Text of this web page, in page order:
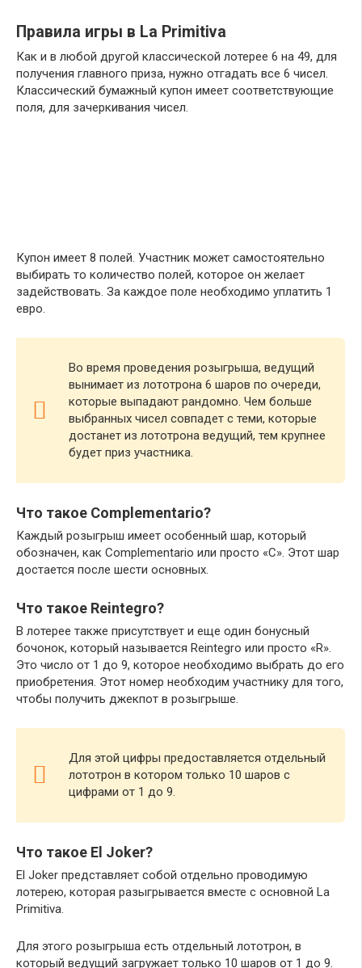
Правила игры в La Primitiva
Как и в любой другой классической лотерее 6 на 49, для
получения главного приза, нужно отгадать все 6 чисел.
Классический бумажный купон имеет соответствующие
поля, для зачеркивания чисел.
Купон имеет 8 полей. Участник может самостоятельно
выбирать то количество полей, которое он желает
задействовать. За каждое поле необходимо уплатить 1
евро.
Во время проведения розыгрыша, ведущий
вынимает из лототрона 6 шаров по очереди,
которые выпадают рандомно. Чем больше
выбранных чисел совпадет с теми, которые
достанет из лототрона ведущий, тем крупнее
будет приз участника.
Что такое Complementario?
Каждый розыгрыш имеет особенный шар, который
обозначен, как Complementario или просто «C». Этот шар
достается после шести основных.
Что такое Reintegro?
В лотерее также присутствует и еще один бонусный
бочонок, который называется Reintegro или просто «R».
Это число от 1 до 9, которое необходимо выбрать до его
приобретения. Этот номер необходим участнику для того,
чтобы получить джекпот в розыгрыше.
Для этой цифры предоставляется отдельный
лототрон в котором только 10 шаров с
цифрами от 1 до 9.
Что такое El Joker?
El Joker представляет собой отдельно проводимую
лотерею, которая разыгрывается вместе с основной La
Primitiva.
Для этого розыгрыша есть отдельный лототрон, в
который ведущий загружает только 10 шаров от 1 до 9.